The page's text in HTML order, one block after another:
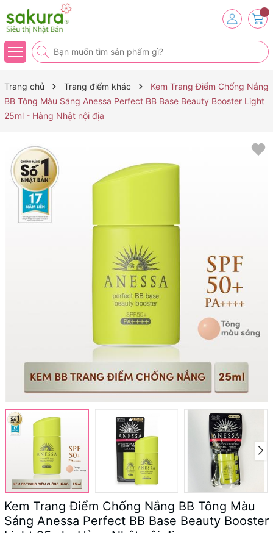
Trang chủ Trang điểm khác
Kem Trang Điểm Chống Nắng
BB Tông Màu Sáng Anessa Perfect BB Base Beauty Booster Light
25ml - Hàng Nhật nội địa
Kem Trang Điểm Chống Nắng BB Tông Màu
Sáng Anessa Perfect BB Base Beauty Booster